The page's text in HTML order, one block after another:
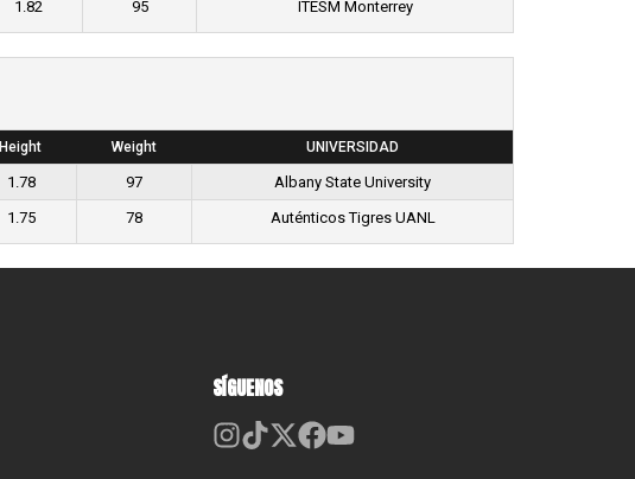
1.82 95 ITESM Monterrey
Height Weight UNIVERSIDAD
1.78 97
Albany State University
1.75 78 Auténticos Tigres UANL
SÍGUENOS